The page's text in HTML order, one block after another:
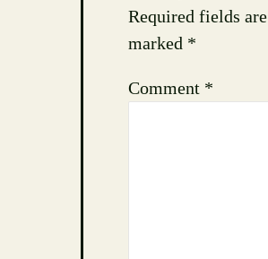
Required fields are
marked *
Comment *